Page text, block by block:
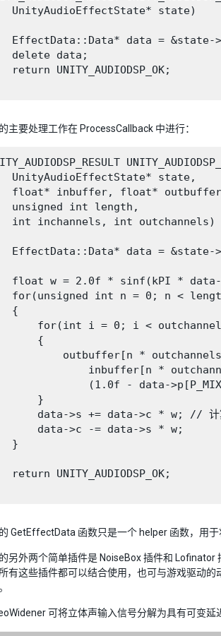
UnityAudioEffectState* state)
EffectData::Data* data =
delete data;
return UNITY_AUDIODSP_OK;
主要处理工作在 ProcessCallback 中进行：
UnityAudioEffectState* state,
float* inbuffer, float*
unsigned int length,
int inchannels, int outchannels)
EffectData::Data* data =
float w = 2.0f * sinf(kPI *
for(unsigned int n = 0; n <
{
for(int i = 0; i <
{
outbuffer[n *
inbuffer[n *
(1.0f - data-
}
data->s += data->c * w; // 计
data->c -= data->s * w;
}
return UNITY_AUDIODSP_OK;
GetEffectData 函数只是一个 helper 函数，用
另外两个简单插件是 NoiseBox 插件和
有这些插件都可以结合使用，也可与游戏驱动
可将立体声输入信号分解为具有可变延